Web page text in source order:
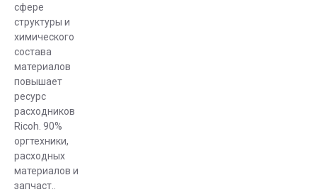
сфере
структуры и
химического
состава
материалов
повышает
ресурc
расходников
Ricoh. 90%
оргтехники,
расходных
материалов и
запчаст..